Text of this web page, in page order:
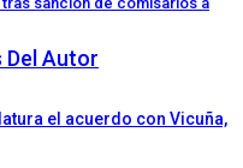
Del Autor
el acuerdo con Vicuña,